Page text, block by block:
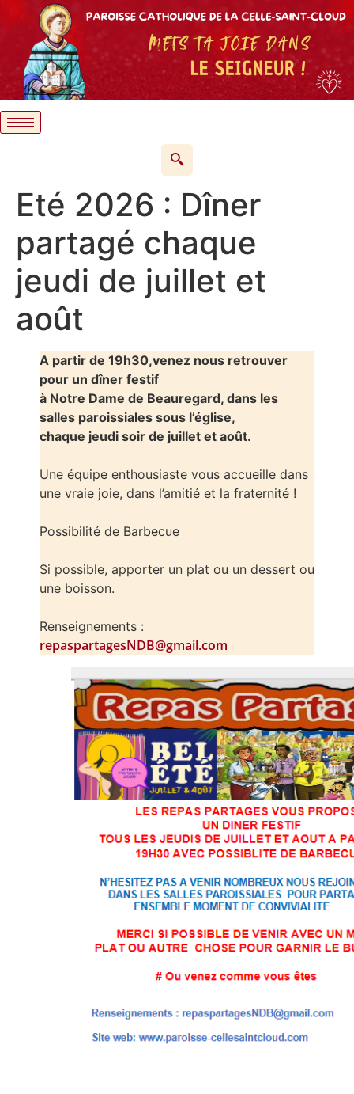
Eté 2026 : Dîner
partagé chaque
jeudi de juillet et
août
A partir de 19h30,venez nous retrouver
pour un dîner festif
à Notre Dame de Beauregard, dans les
salles paroissiales sous l’église,
chaque jeudi soir de juillet et août.
Une équipe enthousiaste vous accueille dans
une vraie joie, dans l’amitié et la fraternité !
Possibilité de Barbecue
Si possible, apporter un plat ou un dessert ou
une boisson.
Renseignements :
repaspartagesNDB@gmail.com